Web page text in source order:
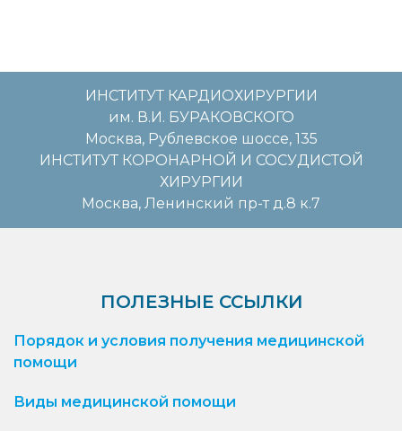
ИНСТИТУТ КАРДИОХИРУРГИИ
им. В.И. БУРАКОВСКОГО
Москва, Рублевское шоссе, 135
ИНСТИТУТ КОРОНАРНОЙ И СОСУДИСТОЙ
ХИРУРГИИ
Москва, Ленинский пр-т д.8 к.7
ПОЛЕЗНЫЕ ССЫЛКИ
Порядок и условия получения медицинской
помощи
Виды медицинской помощи